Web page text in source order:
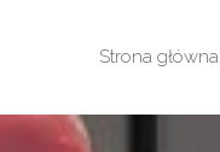
Strona główna